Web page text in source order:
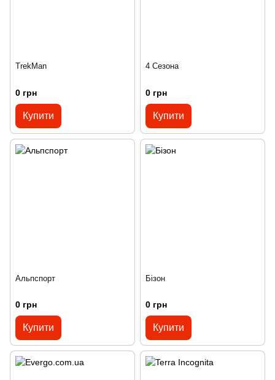
TrekMan
0 грн
Купити
4 Сезона
0 грн
Купити
Альпспорт
0 грн
Купити
Бізон
0 грн
Купити